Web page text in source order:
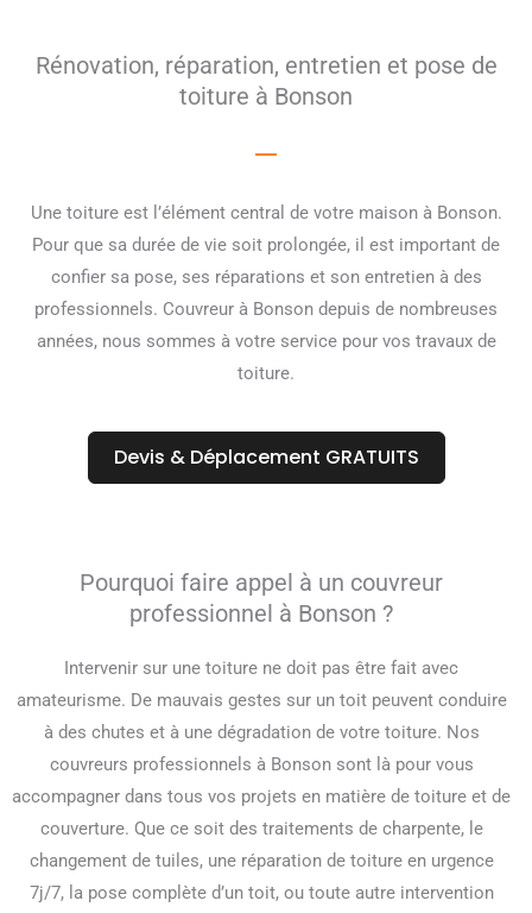
Rénovation, réparation, entretien et pose de
toiture à Bonson
Une toiture est l’élément central de votre maison à Bonson.
Pour que sa durée de vie soit prolongée, il est important de
confier sa pose, ses réparations et son entretien à des
professionnels. Couvreur à Bonson depuis de nombreuses
années, nous sommes à votre service pour vos travaux de
toiture.
Devis & Déplacement GRATUITS
Pourquoi faire appel à un couvreur
professionnel à Bonson ?
Intervenir sur une toiture ne doit pas être fait avec
amateurisme. De mauvais gestes sur un toit peuvent conduire
à des chutes et à une dégradation de votre toiture. Nos
couvreurs professionnels à Bonson sont là pour vous
accompagner dans tous vos projets en matière de toiture et de
couverture. Que ce soit des traitements de charpente, le
changement de tuiles, une réparation de toiture en urgence
7j/7, la pose complète d’un toit, ou toute autre intervention